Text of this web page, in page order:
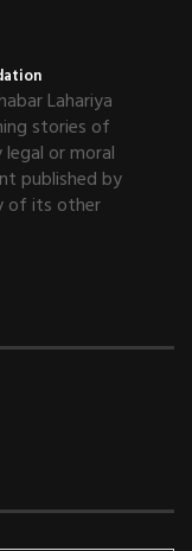
Lahariya
stories of
or moral
published by
of its other